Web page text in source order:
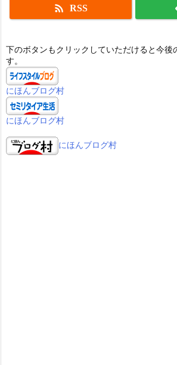
 RSS
下のボタンもクリックしていただけると今後
す。
にほんブログ村
にほんブログ村
にほんブログ村